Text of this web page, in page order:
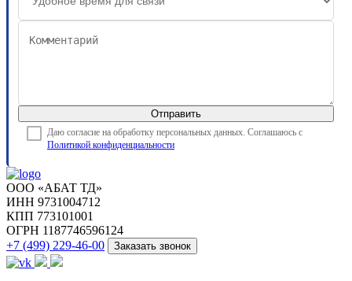
Отправить
Даю согласие на обработку персональных данных. Соглашаюсь с
Политикой конфиденциальности
ООО «АБАТ ТД»
ИНН 9731004712
КПП 773101001
ОГРН 1187746596124
+7 (499) 229-46-00
Заказать звонок